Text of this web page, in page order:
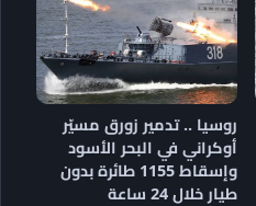
روسيا .. تدمير زورق مسيّر
أوكراني في البحر الأسود
وإسقاط 1155 طائرة بدون
طيار خلال 24 ساعة